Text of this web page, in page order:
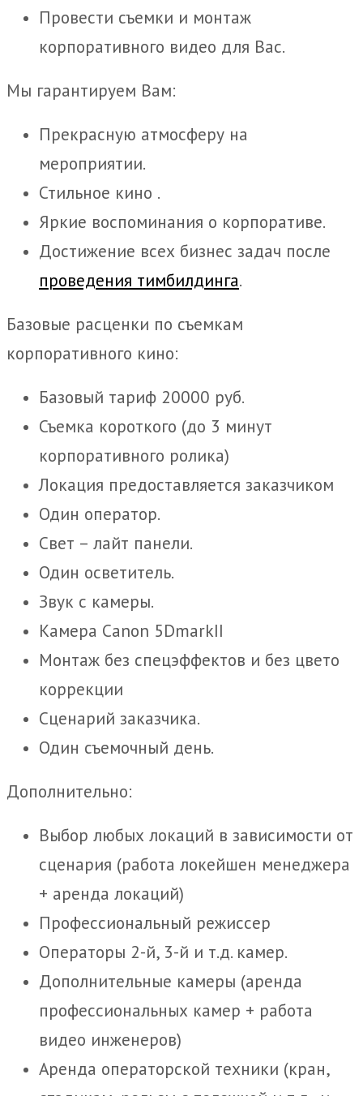
Провести съемки и монтаж
корпоративного видео для Вас.
Мы гарантируем Вам:
Прекрасную атмосферу на
мероприятии.
Стильное кино .
Яркие воспоминания о корпоративе.
Достижение всех бизнес задач после
проведения тимбилдинга.
Базовые расценки по съемкам
корпоративного кино:
Базовый тариф 20000 руб.
Съемка короткого (до 3 минут
корпоративного ролика)
Локация предоставляется заказчиком
Один оператор.
Свет – лайт панели.
Один осветитель.
Звук с камеры.
Камера Canon 5DmarkII
Монтаж без спецэффектов и без цвето
коррекции
Сценарий заказчика.
Один съемочный день.
Дополнительно:
Выбор любых локаций в зависимости от
сценария (работа локейшен менеджера
+ аренда локаций)
Профессиональный режиссер
Операторы 2-й, 3-й и т.д. камер.
Дополнительные камеры (аренда
профессиональных камер + работа
видео инженеров)
Аренда операторской техники (кран,